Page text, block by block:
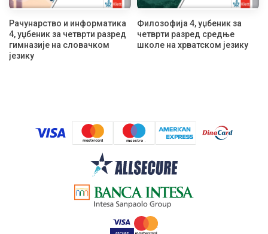
Рачунарство и информатика
4, уџбеник за четврти разред
гимназије на словачком
језику
Филозофија 4, уџбеник за
четврти разред средње
школе на хрватском језику